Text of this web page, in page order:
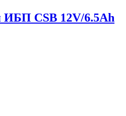
ИБП CSB 12V/6.5Ah